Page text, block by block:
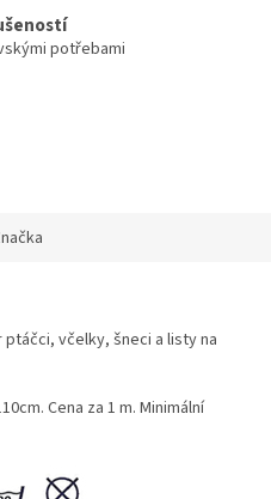
potřebami
včelky, šneci a listy na
Cena za 1 m. Minimální